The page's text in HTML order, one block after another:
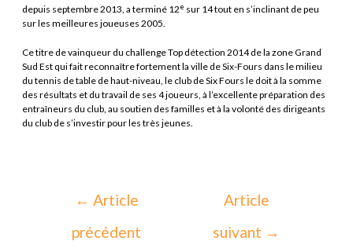
depuis septembre 2013, a terminé 12e sur 14 tout en s’inclinant de peu
sur les meilleures joueuses 2005.
Ce titre de vainqueur du challenge Top détection 2014 de la zone Grand
Sud Est qui fait reconnaître fortement la ville de Six-Fours dans le milieu
du tennis de table de haut-niveau, le club de Six Fours le doit à la somme
des résultats et du travail de ses 4 joueurs, à l’excellente préparation des
entraîneurs du club, au soutien des familles et à la volonté des dirigeants
du club de s’investir pour les très jeunes.
← Article
précédent
Article
suivant →